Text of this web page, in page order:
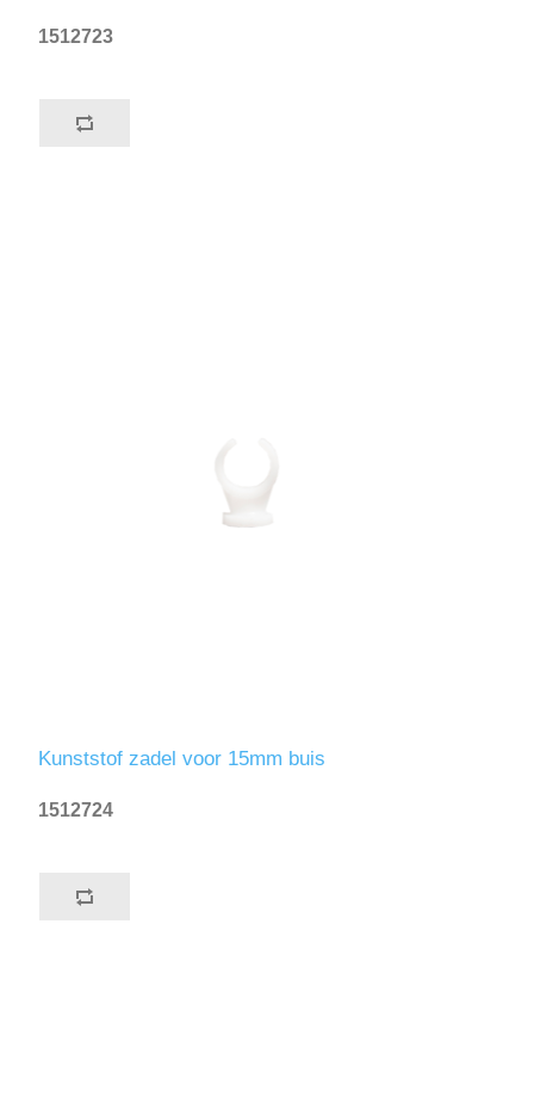
1512723
Kunststof zadel voor 15mm buis
1512724